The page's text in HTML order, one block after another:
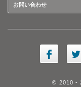
お問い合わせ
© 2010 -